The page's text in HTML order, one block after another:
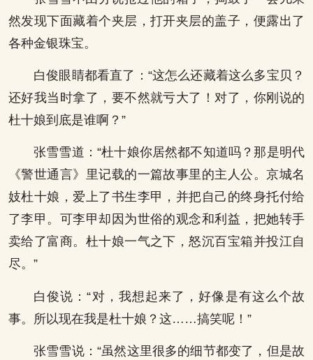
然发现下面藏着个夹层，打开夹层的盖子，便露出了
各种金银珠宝。
白俊眼睛都看直了：“这怎么还藏着这么多宝贝？
还好我当时拿了，要不然就亏大了！对了，你刚说的
杜十娘到底是谁啊？”
张雪雪道：“杜十娘你居然都不知道吗？那是明代
《警世通言》里记载的一篇故事里的主人公。京城名
妓杜十娘，爱上了书生李甲，并把自己的终身托付给
了李甲。可李甲却因为世俗的观念和利益，把她转手
卖给了富商。杜十娘一气之下，怒沉百宝箱并投江自
尽。”
白俊说：“对，我想起来了，好像是有这么个故
事。所以现在我是杜十娘？这……搞笑呢！”
张雪雪说：“虽然这里很多的细节都变了，但是故